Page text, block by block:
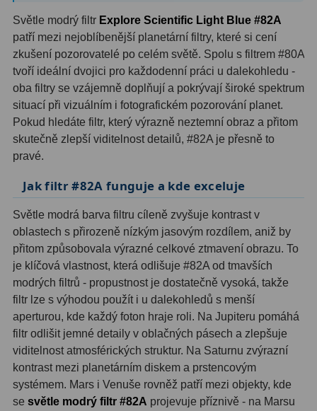
Barlow 4x3
Barlow 5x8
Převracecí4
Hledáčky28
Optické hledáčky
Red Dot hledáčky6
Sluneční hledáčky3
Úchyty a držáky hledáčků4
Příslušenství54
Redukce 1,25" a 2"17
5
Čištění28
Binohlavy3
Světle modrý filtr Explore Scientific Light Blue #82A
patří mezi nejoblíbenější planetární filtry, které si cení
zkušení pozorovatelé po celém světě. Spolu s filtrem #80A
tvoří ideální dvojici pro každodenní práci u dalekohledu -
oba filtry se vzájemně doplňují a pokrývají široké spektrum
situací při vizuálním i fotografickém pozorování planet.
Pokud hledáte filtr, který výrazně neztemní obraz a přitom
skutečně zlepší viditelnost detailů, #82A je přesně to
pravé.
Jak filtr #82A funguje a kde exceluje
Světle modrá barva filtru cíleně zvyšuje kontrast v
oblastech s přirozeně nízkým jasovým rozdílem, aniž by
přitom způsobovala výrazné celkové ztmavení obrazu. To
je klíčová vlastnost, která odlišuje #82A od tmavších
modrých filtrů - propustnost je dostatečně vysoká, takže
filtr lze s výhodou použít i u dalekohledů s menší
aperturou, kde každý foton hraje roli. Na Jupiteru pomáhá
filtr odlišit jemné detaily v oblačných pásech a zlepšuje
viditelnost atmosférických struktur. Na Saturnu zvýrazní
kontrast mezi planetárním diskem a prstencovým
systémem. Mars i Venuše rovněž patří mezi objekty, kde
se světle modrý filtr #82A projevuje příznivě - na Marsu